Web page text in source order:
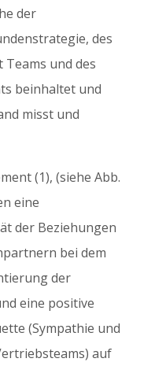
der
des
Teams und des
beinhaltet und
misst und
(1), (siehe Abb.
eine
der Beziehungen
bei dem
der
eine positive
(Sympathie und
auf